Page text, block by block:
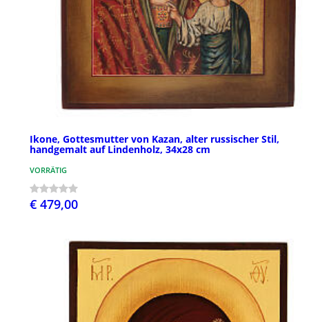
Ikone, Gottesmutter von Kazan, alter russischer Stil,
handgemalt auf Lindenholz, 34x28 cm
VORRÄTIG
€ 479,00